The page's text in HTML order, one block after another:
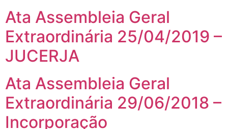
Ata Assembleia Geral
Extraordinária 25/04/2019 –
JUCERJA
Ata Assembleia Geral
Extraordinária 29/06/2018 –
Incorporação